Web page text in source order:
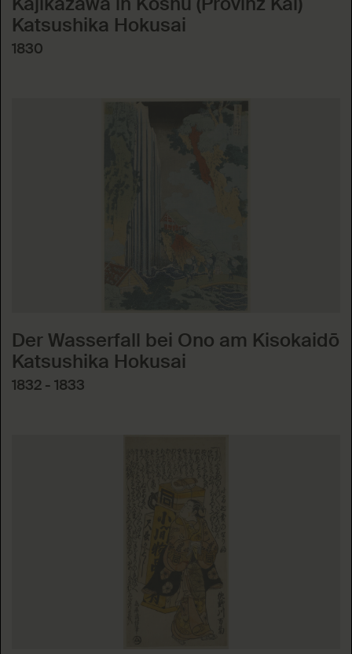
Katsushika Hokusai
1830
Der Wasserfall bei Ono am Kisokaidō
Katsushika Hokusai
1832 - 1833